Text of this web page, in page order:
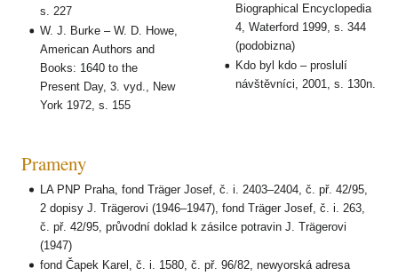
s. 227
W. J. Burke – W. D. Howe,
American Authors and
Books: 1640 to the
Present Day, 3. vyd., New
York 1972, s. 155
Biographical Encyclopedia
4, Waterford 1999, s. 344
(podobizna)
Kdo byl kdo – proslulí
návštěvníci, 2001, s. 130n.
Prameny
LA PNP Praha, fond Träger Josef, č. i. 2403–2404, č. př. 42/95,
2 dopisy J. Trägerovi (1946–1947), fond Träger Josef, č. i. 263,
č. př. 42/95, průvodní doklad k zásilce potravin J. Trägerovi
(1947)
fond Čapek Karel, č. i. 1580, č. př. 96/82, newyorská adresa